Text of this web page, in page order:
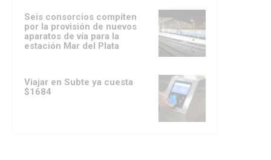
Seis consorcios compiten
por la provisión de nuevos
aparatos de vía para la
estación Mar del Plata
Viajar en Subte ya cuesta
$1684